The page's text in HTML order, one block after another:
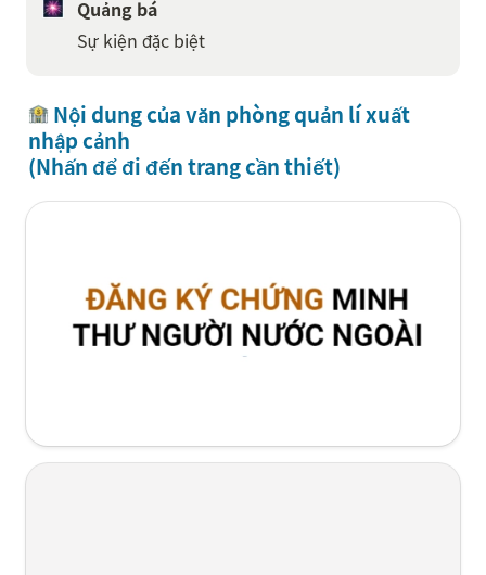
Quảng bá
Sự kiện đặc biệt
Nội dung của văn phòng quản lí xuất
nhập cảnh
(Nhấn để đi đến trang cần thiết)